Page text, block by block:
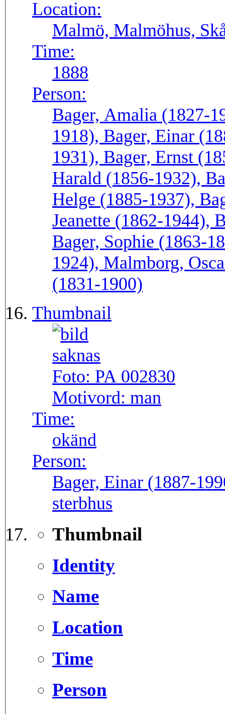
Location:
Malmö, Malmöhus,
Time:
1888
Person:
Bager, Amalia (1827-
1918), Bager, Einar
1931), Bager, Ernst
Harald (1856-1932),
Helge (1885-1937),
Jeanette (1862-1944),
Bager, Sophie (1863-
1924), Malmborg,
(1831-1900)
Thumbnail
Foto: PA 002830
Motivord: man
Time:
okänd
Person:
Bager, Einar (1887-
sterbhus
Thumbnail
Identity
Name
Location
Time
Person